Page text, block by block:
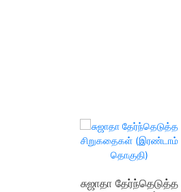
சுஜாதா தேர்ந்தெடுத்த